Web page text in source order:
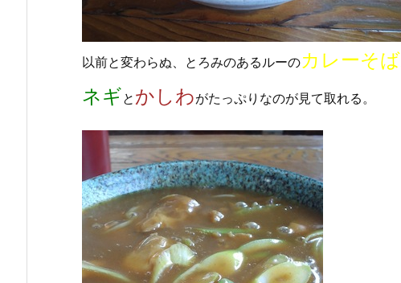
以前と変わらぬ、とろみのあるルーのカレーそば
ネギと かしわがたっぷりなのが見て取れる。